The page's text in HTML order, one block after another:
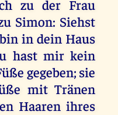
zu der Frau
Simon: Siehst
in dein Haus
hast mir kein
gegeben; sie
mit Tränen
Haaren ihres